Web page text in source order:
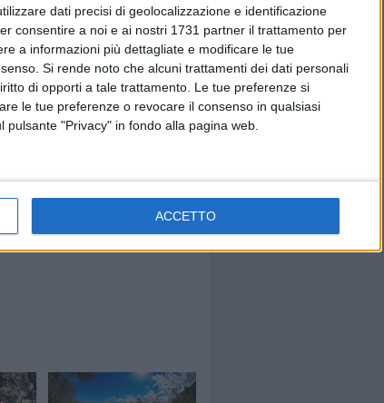
dati precisi di geolocalizzazione e identificazione
consentire a noi e ai nostri 1731 partner il trattamento per
a informazioni più dettagliate e modificare le tue
Si rende noto che alcuni trattamenti dei dati personali
di opporti a tale trattamento. Le tue preferenze si
le tue preferenze o revocare il consenso in qualsiasi
"Privacy" in fondo alla pagina web.
ACCETTO
il Museo civico
2026
comunale, nuovi